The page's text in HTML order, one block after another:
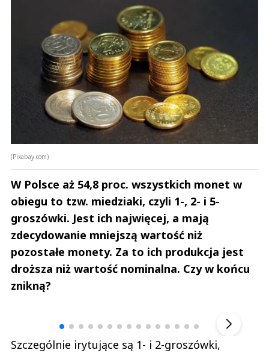
(Pixabay.com)
W Polsce aż 54,8 proc. wszystkich monet w
obiegu to tzw. miedziaki, czyli 1-, 2- i 5-
groszówki. Jest ich najwięcej, a mają
zdecydowanie mniejszą wartość niż
pozostałe monety. Za to ich produkcja jest
droższa niż wartość nominalna. Czy w końcu
znikną?
Szczególnie irytujące są 1- i 2-groszówki,